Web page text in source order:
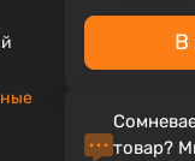
В
товар?